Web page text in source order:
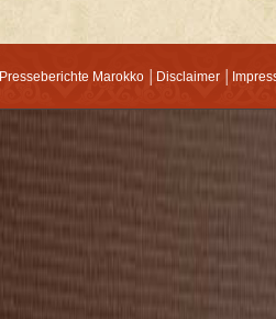
Presseberichte Marokko Disclaimer